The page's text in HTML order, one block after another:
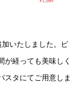
いたしました。ピ
が経っても美味しく
スタにてご用意しま